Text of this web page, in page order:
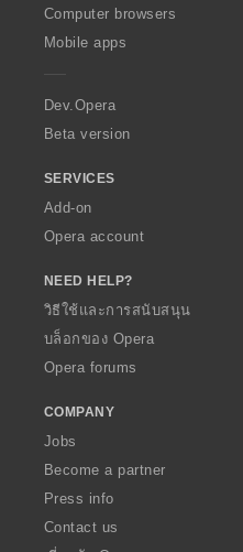
O
p
a
Computer browsers
Mobile apps
Dev.Opera
Beta version
SERVICES
Add-on
Opera account
NEED HELP?
วิธีใช้และการสนับสนุน
บล็อกของ Opera
Opera forums
COMPANY
Jobs
Become a partner
Press info
Contact us